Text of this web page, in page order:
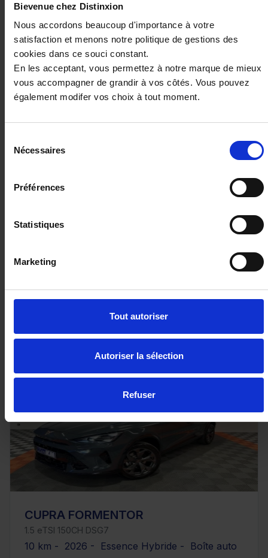
Bievenue chez Distinxion
Nous accordons beaucoup d'importance à votre
satisfaction et menons notre politique de gestions des
cookies dans ce souci constant.
En les acceptant, vous permettez à notre marque de mieux
vous accompagner de grandir à vos côtés. Vous pouvez
également modifer vos choix à tout moment.
Nécessaires
Préférences
Statistiques
Marketing
Tout autoriser
Autoriser la sélection
Refuser
Ces véhicules pourraient vous
intéresser
15 km - 2026 - Essence - Boîte manuelle
42 990€
706.22 €/mois
CUPRA FORMENTOR
1.5 eTSI 150CH DSG7
10 km - 2026 - Essence Hybride - Boîte auto